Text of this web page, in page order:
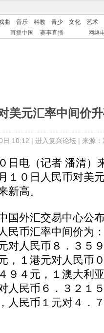
曲 音乐 科教 青少 文化
艺术
直播中国 赛事直播 网络
美元汇率中间价
日 10:12 | 进入复兴论坛| 来源
电（记者 潘清）
１０日人民币对美
新高。
外汇交易中心公
民币汇率中间价为
对人民币８．３５
，１港元对人民币
９４元，１澳大利
人民币６．３２１
人民币１元对４．